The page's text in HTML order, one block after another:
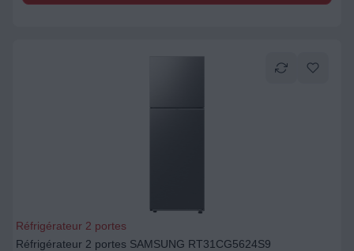
Réfrigérateur 2 portes
Réfrigérateur 2 portes SAMSUNG RT31CG5624S9